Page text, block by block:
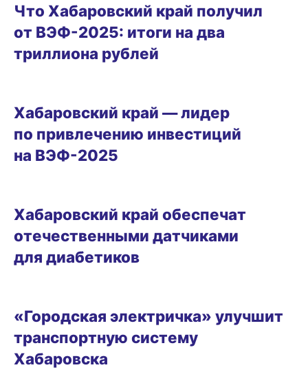
Что Хабаровский край получил
от ВЭФ-2025: итоги на два
триллиона рублей
Хабаровский край — лидер
по привлечению инвестиций
на ВЭФ-2025
Хабаровский край обеспечат
отечественными датчиками
для диабетиков
«Городская электричка» улучшит
транспортную систему
Хабаровска